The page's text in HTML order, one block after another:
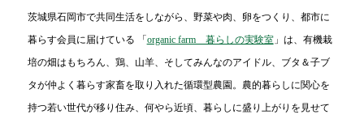
茨城県石岡市で共同生活をしながら、野菜や肉、卵をつくり、都市に
暮らす会員に届けている 「organic farm 暮らしの実験室」は、有機栽
培の畑はもちろん、鶏、山羊、そしてみんなのアイドル、ブタ＆子ブ
タが仲よく暮らす家畜を取り入れた循環型農園。農的暮らしに関心を
持つ若い世代が移り住み、何やら近頃、暮らしに盛り上がりを見せて